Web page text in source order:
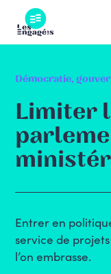
content
Démocratie,
Limiter
Entrer en
service de
l’on embrasse.